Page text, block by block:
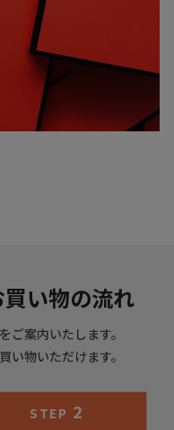
い物の流れ
ご案内いたします。
い物いただけます。
STEP 2